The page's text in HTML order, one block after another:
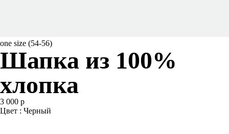
one size (54-56)
Шапка из 100%
хлопка
3 000 р
Цвет : Черный